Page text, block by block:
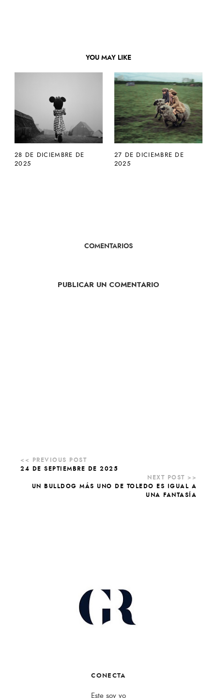
YOU MAY LIKE
28 DE DICIEMBRE DE
2025
27 DE DICIEMBRE DE
2025
COMENTARIOS
PUBLICAR UN COMENTARIO
24 DE SEPTIEMBRE DE 2025
UN BULLDOG MÁS UNO DE TOLEDO ES IGUAL A
UNA FANTASÍA
CONECTA
Este soy yo